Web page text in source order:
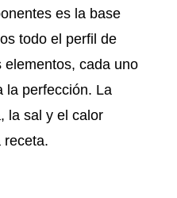
es la base
todo el perfil de
elementos, cada uno
la perfección. La
la sal y el calor
receta.